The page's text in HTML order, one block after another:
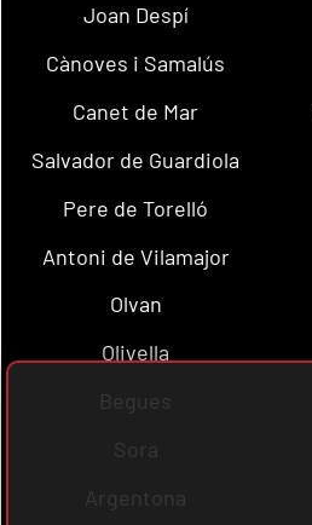
Joan Despí
Cànoves i Samalús
Canet de Mar
Salvador de Guardiola
Pere de Torelló
Antoni de Vilamajor
Olvan
Olivella
Begues
Sora
Argentona